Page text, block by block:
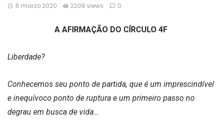
6 marzo 2020 2208 views 0
A AFIRMAÇÃO DO CÍRCULO 4F
Liberdade?
Conhecemos seu ponto de partida, que é um imprescindível
e inequívoco ponto de ruptura e um primeiro passo no
degrau em busca de vida…